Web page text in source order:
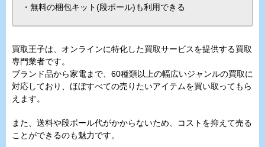
・無料の梱包キット(段ボール)も利用できる
買取王子は、オンラインに特化した買取サービスを提供する買取
専門業者です。
ブランド品から家電まで、60種類以上の幅広いジャンルの買取に
対応しており、ほぼすべての売りたいアイテムを買い取ってもら
えます。
また、送料や段ボール代がかからないため、コストを抑えて売る
ことができるのも魅力です。